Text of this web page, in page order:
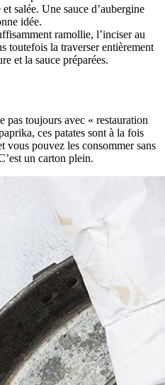
salée. Une sauce d’aubergine
idée.
ramollie, l’inciser au
toutefois la traverser entièrement
et la sauce préparées.
toujours avec « restauration
ces patates sont à la fois
vous pouvez les consommer sans
un carton plein.